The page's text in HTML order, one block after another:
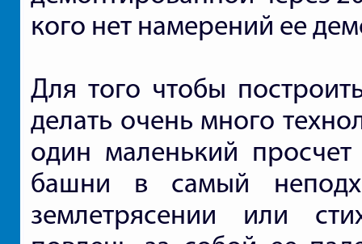
кого нет намерений ее
Для того чтобы
делать очень много
один маленький просчет
башни в самый
землетрясении или